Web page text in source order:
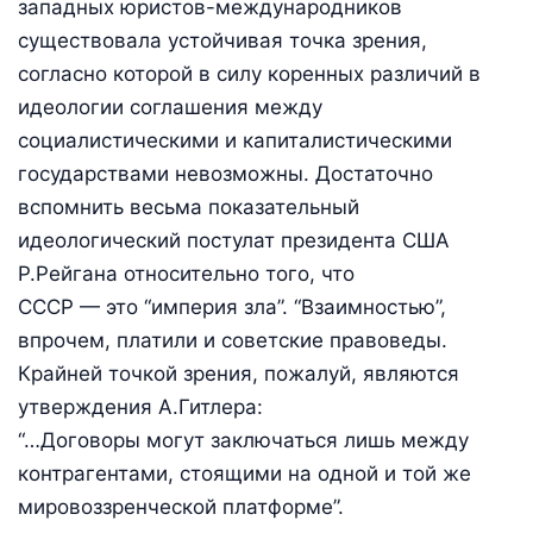
западных юристов-международников
существовала устойчивая точка зрения,
согласно которой в силу коренных различий в
идеологии соглашения между
социалистическими и капиталистическими
государствами невозможны. Достаточно
вспомнить весьма показательный
идеологический постулат президента США
Р.Рейгана относительно того, что
СССР — это “империя зла”. “Взаимностью”,
впрочем, платили и советские правоведы.
Крайней точкой зрения, пожалуй, являются
утверждения А.Гитлера:
“…Договоры могут заключаться лишь между
контрагентами, стоящими на одной и той же
мировоззренческой платформе”.